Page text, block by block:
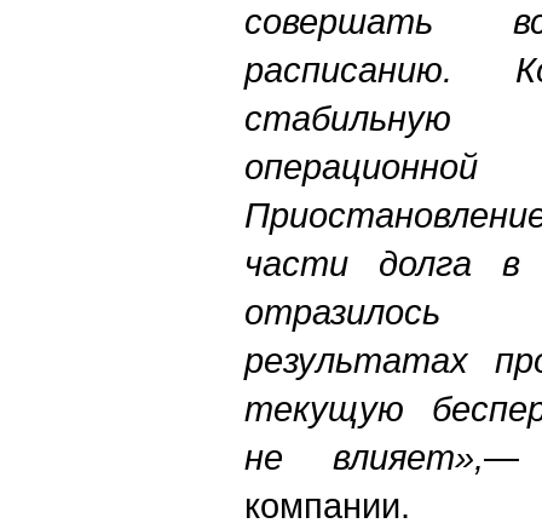
совершать
расписанию.
части долга в
результатах
текущую
не влияет»,—
компании.